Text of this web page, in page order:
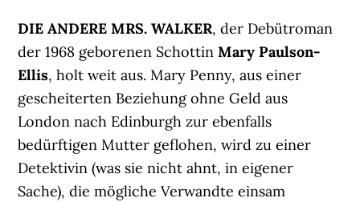
DIE ANDERE MRS. WALKER, der Debütroman
der 1968 geborenen SchottinMary Paulson-
Ellis, holt weit aus. Mary Penny, aus einer
gescheiterten Beziehung ohne Geld aus
London nach Edinburgh zur ebenfalls
bedürftigen Mutter geflohen, wird zu einer
Detektivin (was sie nicht ahnt, in eigener
Sache), die mögliche Verwandte einsam